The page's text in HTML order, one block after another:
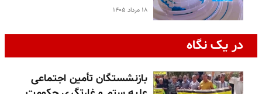
۱۸ مرداد ۱۴۰۵
در یک نگاه
بازنشستگان تأمین اجتماعی